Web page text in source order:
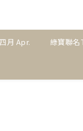
四月 Apr. 綠寶聯名